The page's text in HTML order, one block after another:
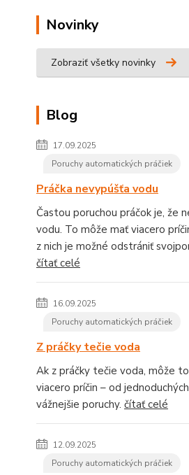
Novinky
Zobraziť všetky novinky
Blog
17.09.2025
Poruchy automatických práčiek
Práčka nevypúšťa vodu
Častou poruchou práčok je, že
vodu. To môže mať viacero
z nich je možné odstrániť
čítať celé
16.09.2025
Poruchy automatických práčiek
Z práčky tečie voda
Ak z práčky tečie voda, môže
viacero príčin – od
vážnejšie poruchy. čítať celé
12.09.2025
Poruchy automatických práčiek